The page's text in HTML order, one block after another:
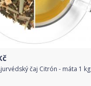
čaj Citrón - máta 1 kg